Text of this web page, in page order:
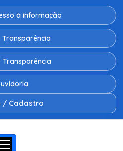
à informação
Transparência
Transparência
/ Cadastro